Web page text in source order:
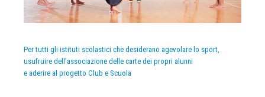
Per tutti gli istituti scolastici che desiderano agevolare lo sport,
usufruire dell’associazione delle carte dei propri alunni
e aderire al progetto Club e Scuola